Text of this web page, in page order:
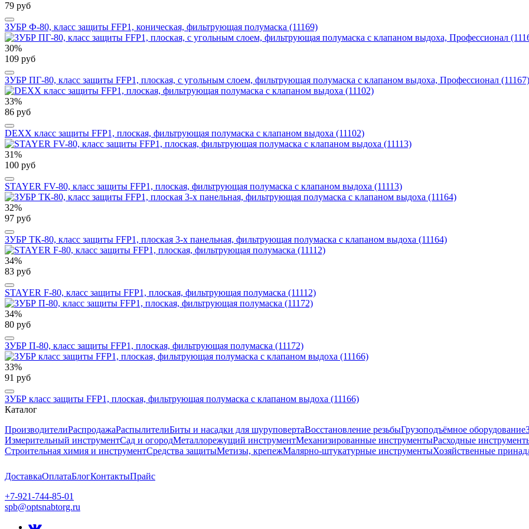
79 руб
ЗУБР Ф-80, класс защиты FFP1, коническая, фильтрующая полумаска (11169)
30%
109 руб
ЗУБР ПГ-80, класс защиты FFP1, плоская, с угольным слоем, фильтрующая полумаска с клапаном выдоха, Профессионал (11167)
33%
86 руб
DEXX класс защиты FFP1, плоская, фильтрующая полумаска с клапаном выдоха (11102)
31%
100 руб
STAYER FV-80, класс защиты FFP1, плоская, фильтрующая полумаска с клапаном выдоха (11113)
32%
97 руб
ЗУБР ТК-80, класс защиты FFP1, плоская 3-х панельная, фильтрующая полумаска с клапаном выдоха (11164)
34%
83 руб
STAYER F-80, класс защиты FFP1, плоская, фильтрующая полумаска (11112)
34%
80 руб
ЗУБР П-80, класс защиты FFP1, плоская, фильтрующая полумаска (11172)
33%
91 руб
ЗУБР класс защиты FFP1, плоская, фильтрующая полумаска с клапаном выдоха (11166)
Каталог
ПроизводителиРаспродажаРаспылителиБиты и насадки для шуруповертаВосстановление резьбыГрузоподъёмное оборудование
Измерительный инструментСад и огородМеталлорежущий инструментМеханизированные инструментыРасходные
Строительная химия и инструментСредства защитыМетизы, крепежМалярно-штукатурные инструментыХозяйственные
ДоставкаОплатаБлогКонтактыПрайс
+7-921-744-85-01
spb@optsnabtorg.ru